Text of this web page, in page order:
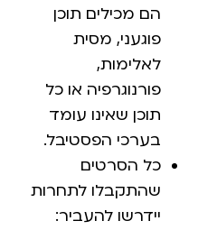
הם מכילים תוכן
פוגעני, מסית
לאלימות,
פורנוגרפיה או כל
תוכן שאינו עומד
בערכי הפסטיבל.
כל הסרטים
שהתקבלו לתחרות
יידרשו להעביר: